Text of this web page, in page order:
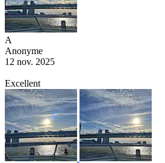
A
Anonyme
12 nov. 2025
Excellent